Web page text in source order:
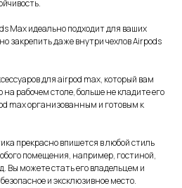
Max идеально подходит для ваших
закрепить даже внутри чехлов Airpods
для airpod max, который вам
рабочем столе, больше не кладите его
max организованным и готовым к
прекрасно впишется в любой стиль
помещения, например, гостиной,
Вы можете стать его владельцем и
и эксклюзивное место.